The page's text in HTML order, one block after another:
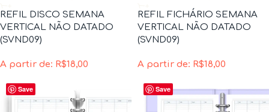
REFIL DISCO SEMANA
VERTICAL NÃO DATADO
(SVND09)
A partir de: R$18,00
REFIL FICHÁRIO SEMANA
VERTICAL NÃO DATADO
(SVND09)
A partir de: R$18,00
Save Save